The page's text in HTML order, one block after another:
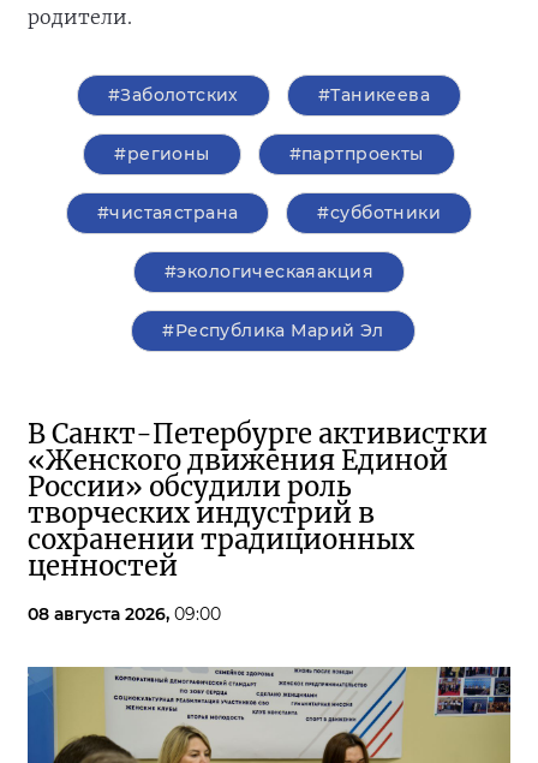
родители.
#Заболотских #Таникеева
#регионы #партпроекты
#чистаястрана #субботники
#экологическаяакция
#Республика Марий Эл
В Санкт-Петербурге активистки
«Женского движения Единой
России» обсудили роль
творческих индустрий в
сохранении традиционных
ценностей
08 августа 2026, 09:00